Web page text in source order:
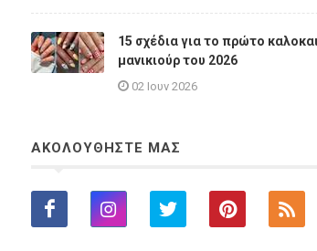
15 σχέδια για το πρώτο
μανικιούρ του 2026
02 Ιουν 2026
ΑΚΟΛΟΥΘΗΣΤΕ ΜΑΣ